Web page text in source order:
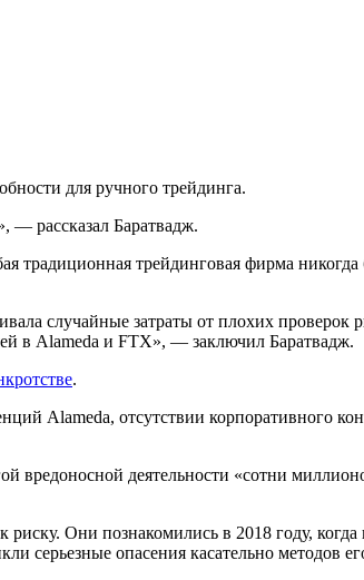
для ручного трейдинга.
— рассказал Баратвадж.
традиционная трейдинговая фирма никогда
случайные затраты от плохих проверок
в Alameda и FTX», — заключил Баратвадж.
.
Alameda, отсутствии корпоративного
вредоносной деятельности «сотни
Они познакомились в 2018 году,
серьезные опасения касательно методов